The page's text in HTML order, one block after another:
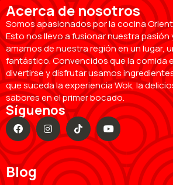
Acerca de nosotros
Somos apasionados por la cocina
Esto nos llevo a fusionar nuestra pasión
amamos de nuestra región en un lugar,
fantástico. Convencidos que la comida
divertirse y disfrutar usamos
que suceda la experiencia Wok, la
sabores en el primer bocado.
Síguenos
Blog